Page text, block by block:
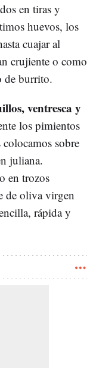
en tiras y
huevos, los
cuajar al
crujiente o como
de burrito.
ventresca y
los pimientos
sobre
juliana.
en trozos
de oliva virgen
rápida y